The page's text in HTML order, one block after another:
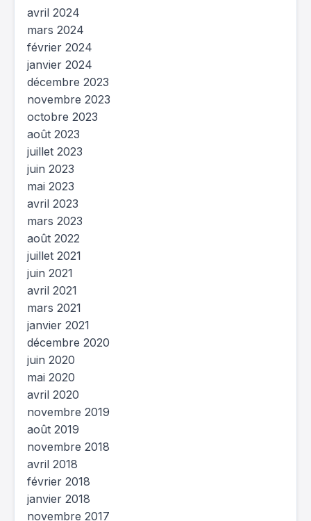
avril 2024
mars 2024
février 2024
janvier 2024
décembre 2023
novembre 2023
octobre 2023
août 2023
juillet 2023
juin 2023
mai 2023
avril 2023
mars 2023
août 2022
juillet 2021
juin 2021
avril 2021
mars 2021
janvier 2021
décembre 2020
juin 2020
mai 2020
avril 2020
novembre 2019
août 2019
novembre 2018
avril 2018
février 2018
janvier 2018
novembre 2017